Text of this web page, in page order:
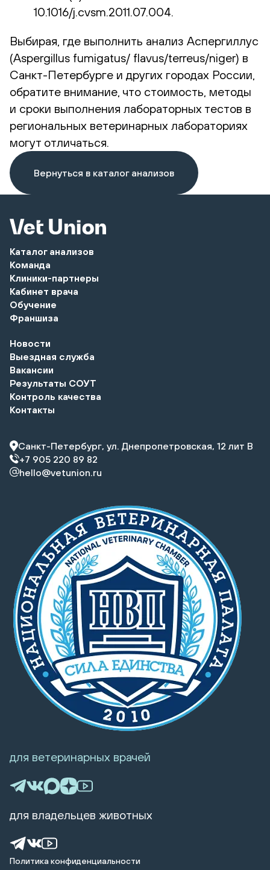
10.1016/j.cvsm.2011.07.004.
Выбирая, где выполнить анализ Аспергиллус
(Aspergillus fumigatus/ flavus/terreus/niger) в
Санкт-Петербурге и других городах России,
обратите внимание, что стоимость, методы
и сроки выполнения лабораторных тестов в
региональных ветеринарных лабораториях
могут отличаться.
Вернуться в каталог анализов
Каталог анализов
Команда
Клиники-партнеры
Кабинет врача
Обучение
Франшиза
Новости
Выездная служба
Вакансии
Результаты СОУТ
Контроль качества
Контакты
Санкт-Петербург, ул. Днепропетровская, 12 лит В
+7 905 220 89 82
hello@vetunion.ru
Политика конфиденциальности
для ветеринарных врачей
для владельцев животных